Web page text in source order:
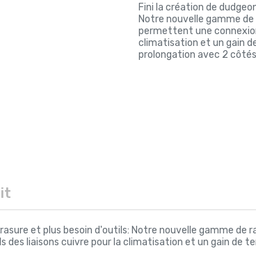
Fini la création de
Notre nouvelle gamme
permettent une
climatisation et un gain
prolongation avec 2
et plus besoin d'outils: Notre nouvelle gamme
liaisons cuivre pour la climatisation et un gain de